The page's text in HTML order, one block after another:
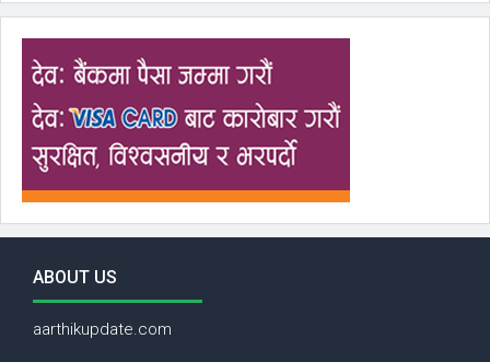
ABOUT US
aarthikupdate.com